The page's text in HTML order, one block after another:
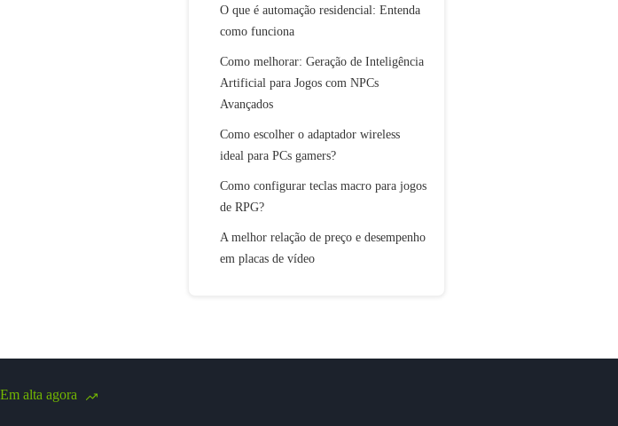
O que é automação residencial: Entenda
como funciona
Como melhorar: Geração de Inteligência
Artificial para Jogos com NPCs
Avançados
Como escolher o adaptador wireless
ideal para PCs gamers?
Como configurar teclas macro para jogos
de RPG?
A melhor relação de preço e desempenho
em placas de vídeo
Em alta agora